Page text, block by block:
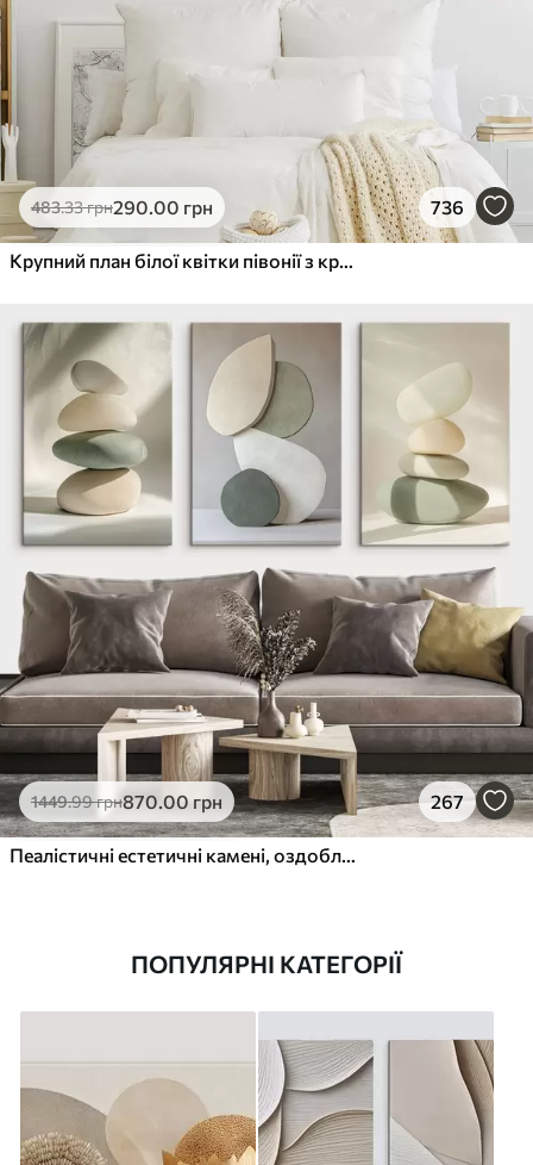
483.33грн290.00 грн 736
Крупний план білої квітки півонії з крапельками води на пелюстках на розмитому фоні
1449.99грн870.00 грн 267
Пеалістичні естетичні камені, оздоблення будинку, природне освітлення
ПОПУЛЯРНІ КАТЕГОРІЇ